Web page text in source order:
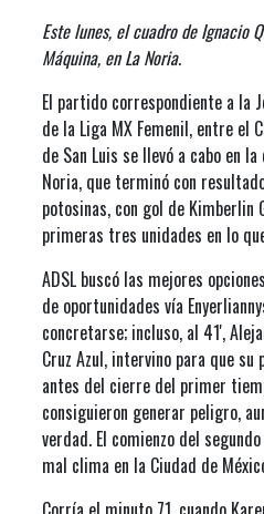
Este lunes, el cuadro de Ignacio
Máquina, en La Noria.
El partido correspondiente a la
de la Liga MX Femenil, entre el
de San Luis se llevó a cabo en
Noria, que terminó con
potosinas, con gol de Kimberlin
primeras tres unidades en lo
ADSL buscó las mejores
de oportunidades vía
concretarse; incluso, al 41',
Cruz Azul, intervino para que
antes del cierre del primer
consiguieron generar peligro,
verdad. El comienzo del
mal clima en la Ciudad de